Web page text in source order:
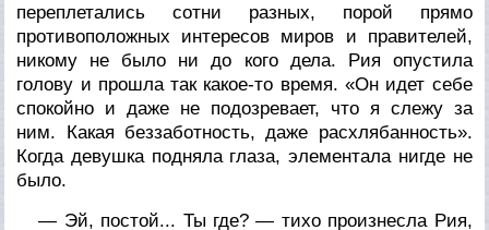
переплетались сотни разных, порой прямо
противоположных интересов миров и правителей,
никому не было ни до кого дела. Рия опустила
голову и прошла так какое-то время. «Он идет себе
спокойно и даже не подозревает, что я слежу за
ним. Какая беззаботность, даже расхлябанность».
Когда девушка подняла глаза, элементала нигде не
было.
— Эй, постой... Ты где? — тихо произнесла Рия,